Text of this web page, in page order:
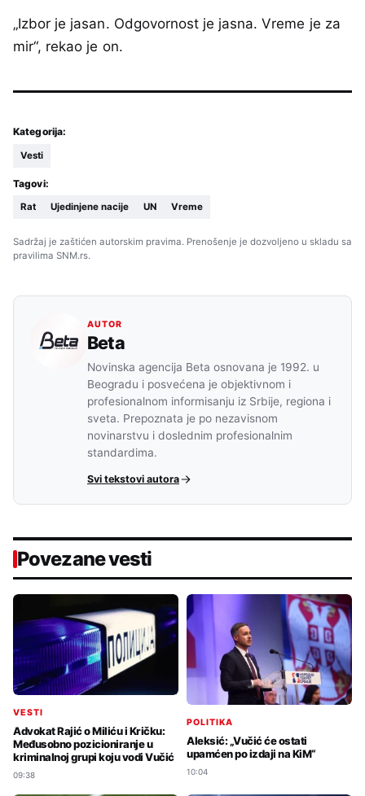
„Izbor je jasan. Odgovornost je jasna. Vreme je za
mir“, rekao je on.
Kategorija:
Vesti
Tagovi:
Rat Ujedinjene nacije UN Vreme
Sadržaj je zaštićen autorskim pravima. Prenošenje je dozvoljeno u skladu sa
pravilima SNM.rs.
AUTOR
Beta
Novinska agencija Beta osnovana je 1992. u
Beogradu i posvećena je objektivnom i
profesionalnom informisanju iz Srbije, regiona i
sveta. Prepoznata je po nezavisnom
novinarstvu i doslednim profesionalnim
standardima.
Svi tekstovi autora
Povezane vesti
VESTI
Advokat Rajić o Miliću i Kričku:
Međusobno pozicioniranje u
kriminalnoj grupi koju vodi Vučić
09:38
POLITIKA
Aleksić: „Vučić će ostati
upamćen po izdaji na KiM“
10:04